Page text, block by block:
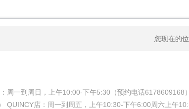
您现在的
周一到周日，上午10:00-下午5:30（预约电话6178609168
QUINCY店：周一到周五，上午10:30-下午6:00周六上午